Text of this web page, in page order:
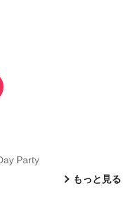
Party
もっと見る